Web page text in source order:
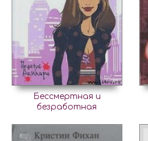
Бессмертная и
безработная